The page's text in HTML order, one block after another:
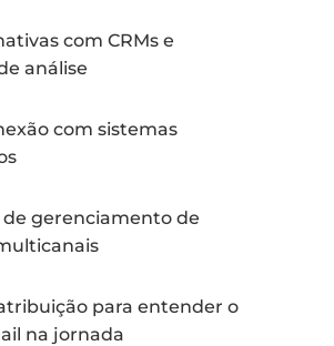
com CRMs e
análise
com sistemas
gerenciamento de
para entender o
na jornada